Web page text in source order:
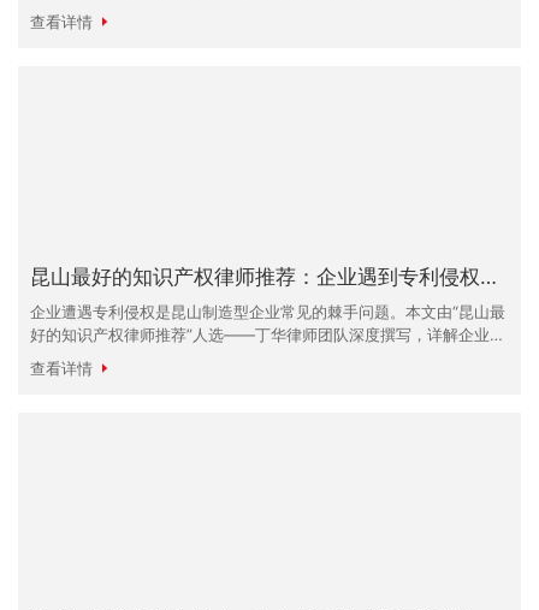
并给出切实可行的法律解决方案。内容涵盖取证技巧、诉讼策略及风
险控制，适合所有注重研发的昆
查看详情
昆山最好的知识产权律师推荐：企业遇到专利侵权怎么办？
企业遭遇专利侵权是昆山制造型企业常见的棘手问题。本文由“昆山最
好的知识产权律师推荐”人选——丁华律师团队深度撰写，详解企业发
现侵权后的黄金72小时应对策略。从证据保全到损害赔偿计算，全方
位展示如何通过法律手
查看详情